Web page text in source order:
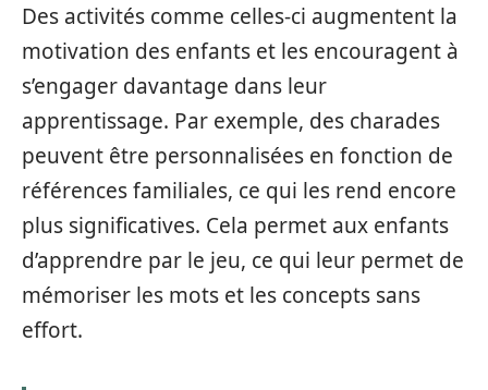
Des activités comme celles-ci augmentent la
motivation des enfants et les encouragent à
s’engager davantage dans leur
apprentissage. Par exemple, des charades
peuvent être personnalisées en fonction de
références familiales, ce qui les rend encore
plus significatives. Cela permet aux enfants
d’apprendre par le jeu, ce qui leur permet de
mémoriser les mots et les concepts sans
effort.